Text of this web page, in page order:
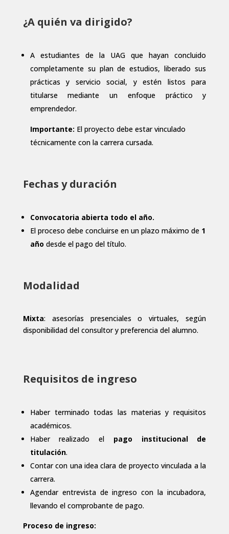
¿A quién va dirigido?
A estudiantes de la UAG que hayan concluido
completamente su plan de estudios, liberado sus
prácticas y servicio social, y estén listos para
titularse mediante un enfoque práctico y
emprendedor.
Importante: El proyecto debe estar vinculado
técnicamente con la carrera cursada.
Fechas y duración
Convocatoria abierta todo el año.
El proceso debe concluirse en un plazo máximo de 1
año desde el pago del título.
Modalidad
Mixta: asesorías presenciales o virtuales, según
disponibilidad del consultor y preferencia del alumno.
Requisitos de ingreso
Haber terminado todas las materias y requisitos
académicos.
Haber realizado el pago institucional de
titulación.
Contar con una idea clara de proyecto vinculada a la
carrera.
Agendar entrevista de ingreso con la incubadora,
llevando el comprobante de pago.
Proceso de ingreso: